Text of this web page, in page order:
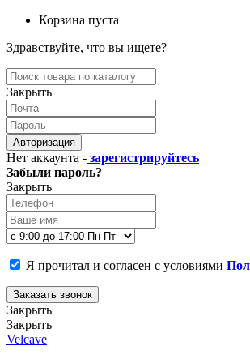
Корзина пуста
Здравствуйте, что вы ищете?
Закрыть
Авторизация
Нет аккаунта - зарегистрируйтесь
Забыли пароль?
Закрыть
Я прочитал и согласен с условиями
Заказать звонок
Закрыть
Закрыть
Velcave